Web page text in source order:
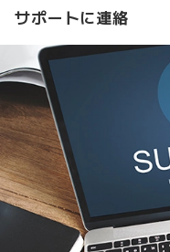
サポートに連絡